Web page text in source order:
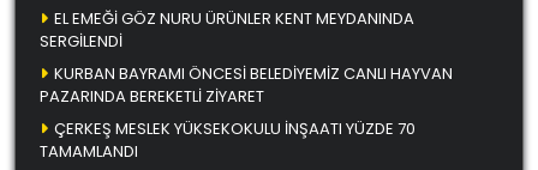
EL EMEĞİ GÖZ NURU ÜRÜNLER KENT MEYDANINDA
SERGİLENDİ
KURBAN BAYRAMI ÖNCESİ BELEDİYEMİZ CANLI HAYVAN
PAZARINDA BEREKETLİ ZİYARET
ÇERKEŞ MESLEK YÜKSEKOKULU İNŞAATI YÜZDE 70
TAMAMLANDI